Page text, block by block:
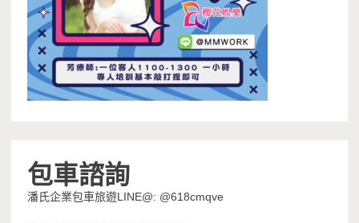
包車諮詢
潘氏企業包車旅遊LINE@: @618cmqve